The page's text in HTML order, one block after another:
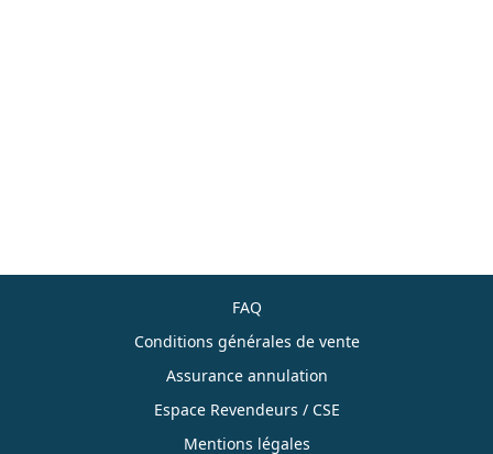
FAQ
Conditions générales de vente
Assurance annulation
Espace Revendeurs / CSE
Mentions légales